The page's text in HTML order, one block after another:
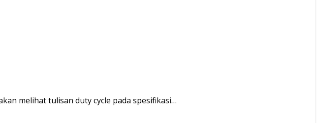
melihat tulisan duty cycle pada spesifikasi…